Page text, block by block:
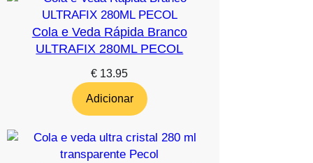
Cola e Veda Rápida Branco
ULTRAFIX 280ML PECOL
€ 13.95
Adicionar